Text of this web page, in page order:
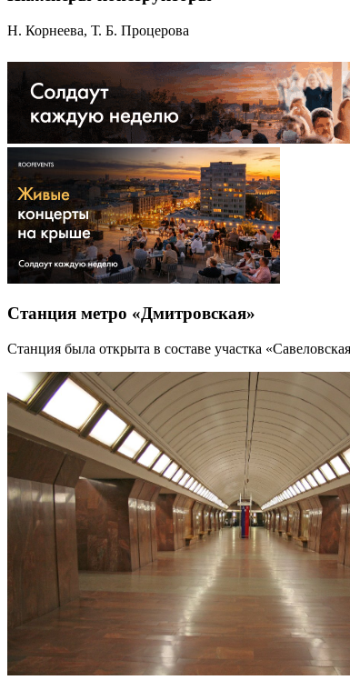
Н. Корнеева, Т. Б. Процерова
Станция метро «Дмитровская»
Станция была открыта в составе участка